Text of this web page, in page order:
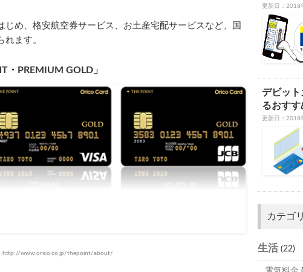
め、格安航空券サービス、お土産宅配サービスなど、国
ます。
・PREMIUM GOLD」
http://www.orico.co.jp/thepoint/about/
更新日：2018
デビット
るおす
更新日：2018
カテゴ
生活 (22)